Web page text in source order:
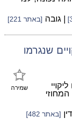
| גובה [באתר 221]
שנגרמו
שמירה
[באתר 482]